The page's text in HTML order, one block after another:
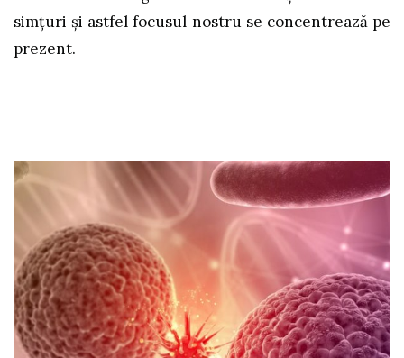
simțuri și astfel focusul nostru se concentrează pe
prezent.